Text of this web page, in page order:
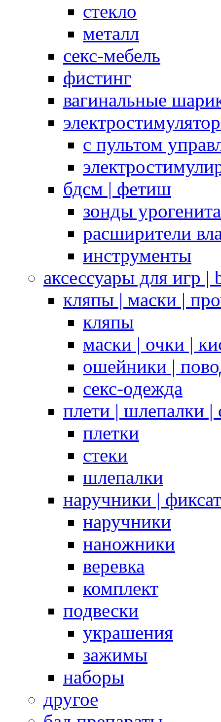
стекло
металл
секс-мебель
фистинг
вагинальные
с пультом
бдсм | фетиш
зонды
расширители
инструменты
аксессуары для игр |
кляпы | маски |
кляпы
маски | очки |
ошейники |
секс-одежда
плети | шлепалки |
плетки
стеки
шлепалки
наручники |
наручники
наножники
веревка
комплект
подвески
украшения
зажимы
наборы
другое